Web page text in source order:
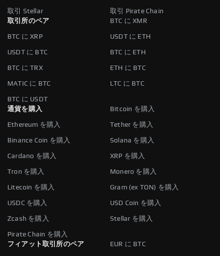
取引 Stellar
取引 Pirate Chain
取引所のペア
BTC に XMR
BTC に XRP USDT に ETH
USDT に BTC BTC に ETH
BTC に TRX ETH に BTC
MATIC に BTC LTC に BTC
BTC に USDT
通貨を購入
Bitcoin を購入
Ethereum を購入 Tether を購入
Binance Coin を購入 Solana を購入
Cardano を購入 XRP を購入
Tron を購入 Monero を購入
Litecoin を購入 Gram (ex TON) を購入
USDC を購入 USD Coin を購入
Zcash を購入 Stellar を購入
Pirate Chain を購入
フィアット取引所のペア
EUR に BTC